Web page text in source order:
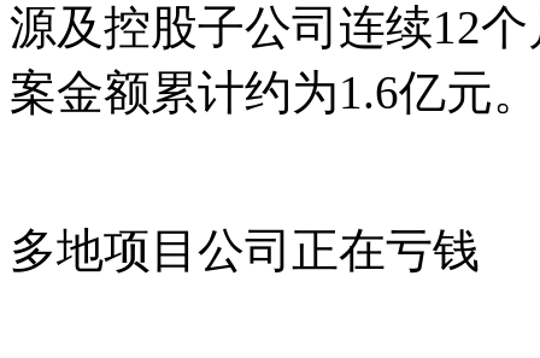
源及控股子公司连续12
案金额累计约为1.6亿元。
多地项目公司正在亏钱